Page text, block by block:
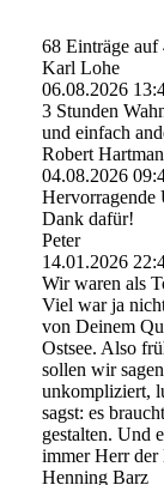
68 Einträge auf
Karl Lohe
06.08.2026
3 Stunden
und einfach
Robert
04.08.2026
Hervorragende
Dank dafür!
Peter
14.01.2026
Wir waren als
Viel war ja
von Deinem
Ostsee. Also
sollen wir
unkompliziert,
sagst: es
gestalten. Und
immer Herr
Henning Barz